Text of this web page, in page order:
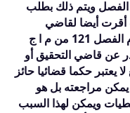
الفصل ويتم ذلك بطلب
أقرت أيضا لقاضي
الفصل 121 من م ا ج
عن قاضي التحقيق أو
يعتبر حكما قضائيا حائز
يمكن مراجعته بل هو
ويمكن لهذا السبب